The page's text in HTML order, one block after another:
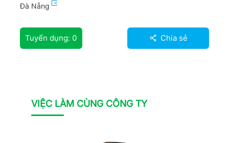
Đà Nẵng
Tuyển dụng: 0 Chia sẻ
VIỆC LÀM CÙNG CÔNG TY